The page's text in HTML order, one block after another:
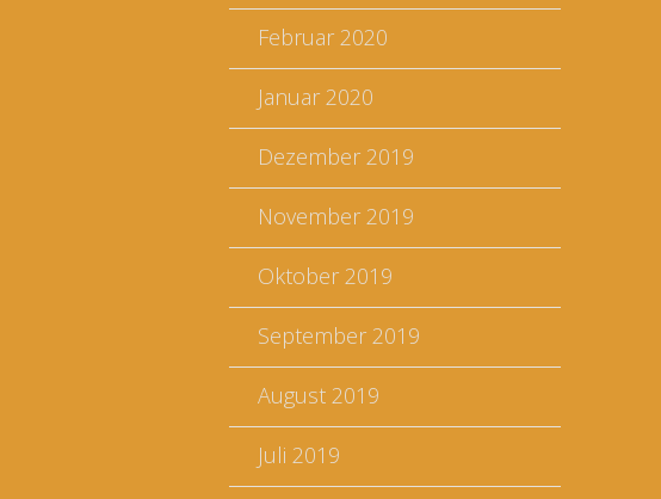
Februar 2020
Januar 2020
Dezember 2019
November 2019
Oktober 2019
September 2019
August 2019
Juli 2019